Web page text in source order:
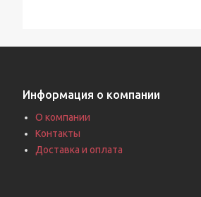
Информация о компании
О компании
Контакты
Доставка и оплата